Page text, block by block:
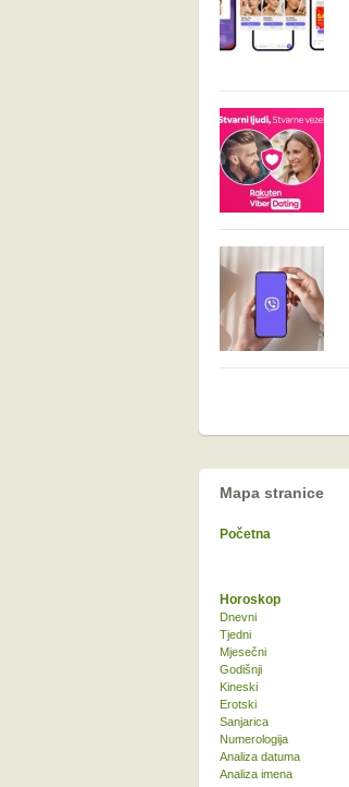
Mapa stranice
Početna
Horoskop
Dnevni
Tjedni
Mjesečni
Godišnji
Kineski
Erotski
Sanjarica
Numerologija
Analiza datuma
Analiza imena